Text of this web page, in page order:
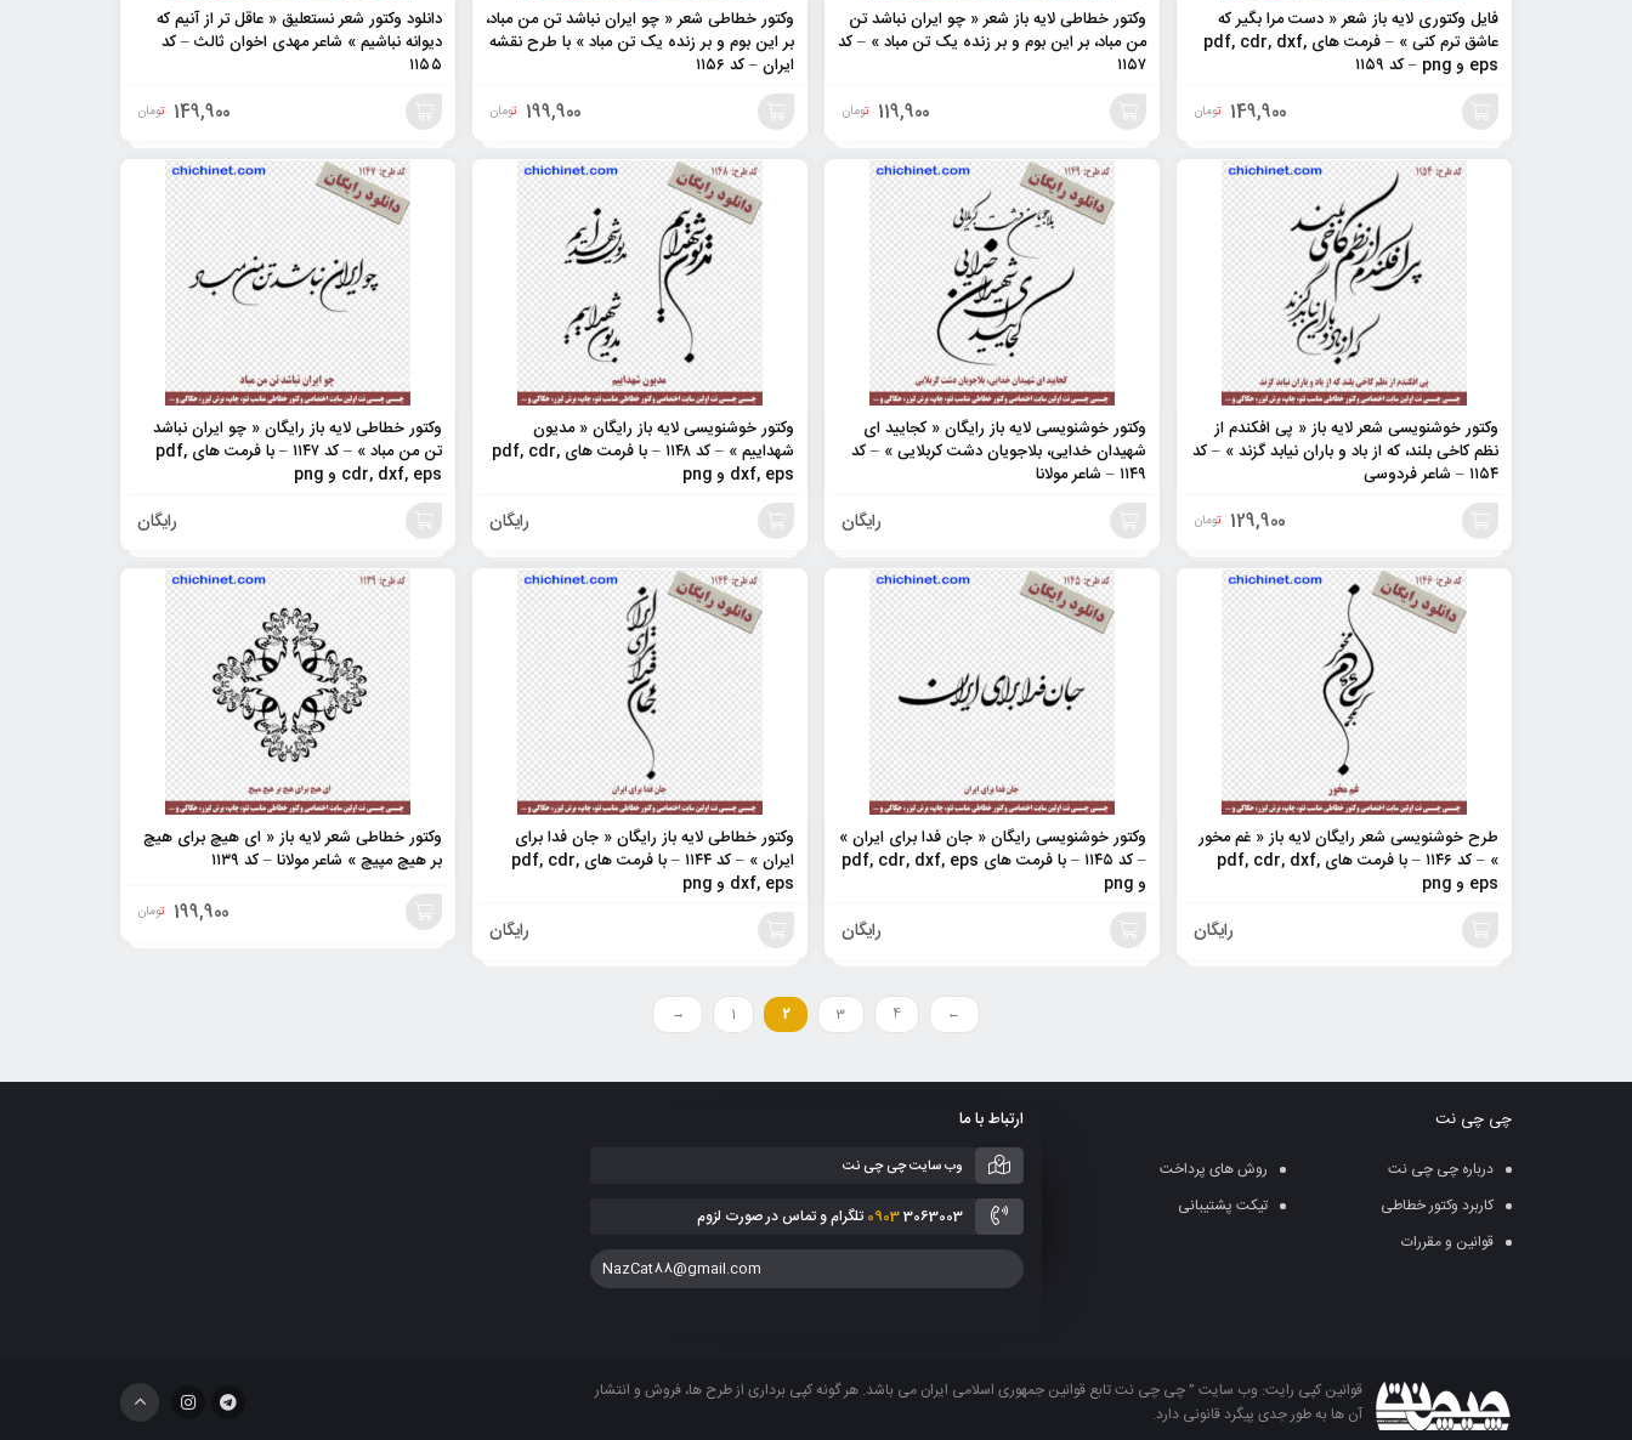
فایل وکتوری لایه باز شعر « دست مرا بگیر که
عاشق ترم کنی » – فرمت های pdf, cdr, dxf,
eps و png – کد ۱۱۵۹
149,900 تومان
افزودن
وکتور خطاطی لایه باز شعر « چو ایران نباشد تن
من مباد، بر این بوم و بر زنده یک تن مباد » – کد
۱۱۵۷
119,900 تومان
افزودن
وکتور خطاطی شعر « چو ایران نباشد تن من مباد،
بر این بوم و بر زنده یک تن مباد » با طرح نقشه
ایران – کد ۱۱۵۶
199,900 تومان
افزودن
دانلود وکتور شعر نستعلیق « عاقل تر از آنیم که
دیوانه نباشیم » شاعر مهدی اخوان ثالث – کد
۱۱۵۵
149,900 تومان
افزودن
وکتور خوشنویسی شعر لایه باز « پی افکندم از
نظم کاخی بلند، که از باد و باران نیابد گزند » – کد
۱۱۵۴ – شاعر فردوسی
129,900 تومان
افزودن
وکتور خوشنویسی لایه باز رایگان « کجایید ای
شهیدان خدایی، بلاجویان دشت کربلایی » – کد
۱۱۴۹ – شاعر مولانا
رایگان
افزودن
وکتور خوشنویسی لایه باز رایگان « مدیون
شهداییم » – کد ۱۱۴۸ – با فرمت های pdf, cdr,
dxf, eps و png
رایگان
افزودن
وکتور خطاطی لایه باز رایگان « چو ایران نباشد
تن من مباد » – کد ۱۱۴۷ – با فرمت های pdf,
cdr, dxf, eps و png
رایگان
افزودن
طرح خوشنویسی شعر رایگان لایه باز « غم مخور
» – کد ۱۱۴۶ – با فرمت های pdf, cdr, dxf,
eps و png
رایگان
وکتور خوشنویسی رایگان « جان فدا برای ایران »
– کد ۱۱۴۵ – با فرمت های pdf, cdr, dxf, eps
و png
رایگان
وکتور خطاطی لایه باز رایگان « جان فدا برای
ایران » – کد ۱۱۴۴ – با فرمت های pdf, cdr,
dxf, eps و png
رایگان
به
وکتور خطاطی شعر لایه باز « ای هیچ برای هیچ
بر هیچ مپیچ » شاعر مولانا – کد ۱۱۳۹
199,900 تومان
→ 1 2 3 4 ←
چی چی نت
درباره چی چی نت
روش های پرداخت
کاربرد وکتور خطاطی
تیکت پشتیبانی
قوانین و مقررات
ارتباط با ما
وب سایت چی چی نت
09033063003 تلگرام و تماس در صورت لزوم
NazCat88@gmail.com
قوانین کپی رایت: وب سایت ” چی چی نت تابع قوانین جمهوری اسلامی ایران می باشد. هر گونه کپی برداری از طرح ها، فروش و انتشار
آن ها به طور جدی پیگرد قانونی دارد.